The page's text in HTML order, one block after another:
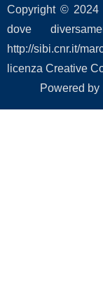
Copyright © 2024
dove
http://sibi.cnr.it/
licenza Creative
Powered by